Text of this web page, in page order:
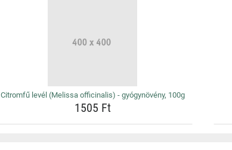
Citromfű levél (Melissa officinalis) - gyógynövény, 100g
1505 Ft